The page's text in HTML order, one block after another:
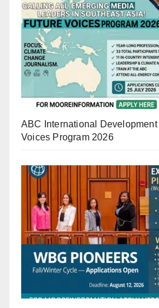
ABC International
Voices Program 2026